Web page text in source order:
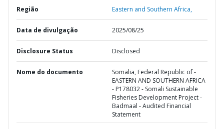
Região Eastern and Southern Africa,
Data de divulgação 2025/08/25
Disclosure Status Disclosed
Nome do documento
Somalia, Federal Republic of -
EASTERN AND SOUTHERN AFRICA
- P178032 - Somali Sustainable
Fisheries Development Project -
Badmaal - Audited Financial
Statement